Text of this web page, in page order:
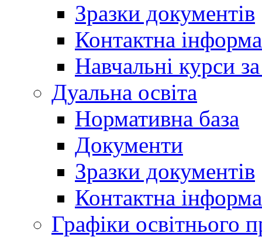
Зразки документів
Контактна
Навчальні курси
Дуальна освіта
Нормативна база
Документи
Зразки документів
Контактна
Графіки освітнього